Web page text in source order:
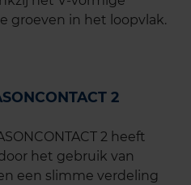
groeven in het loopvlak.
2
2 heeft
het gebruik van
een slimme verdeling